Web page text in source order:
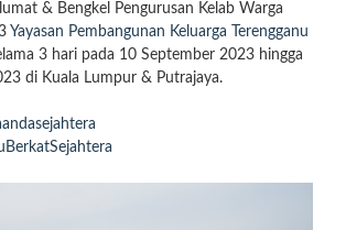
& Bengkel Pengurusan Kelab Warga
Yayasan Pembangunan Keluarga Terengganu
3 hari pada 10 September 2023 hingga
di Kuala Lumpur & Putrajaya.